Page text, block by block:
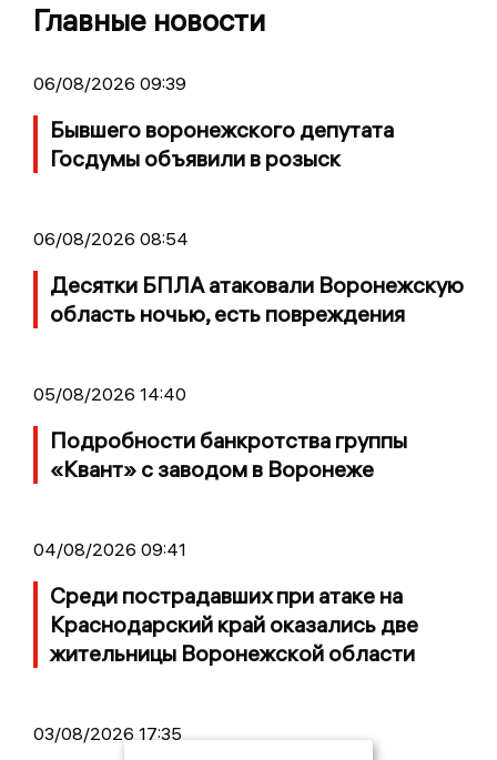
Главные новости
06/08/2026 09:39
Бывшего воронежского депутата
Госдумы объявили в розыск
06/08/2026 08:54
Десятки БПЛА атаковали Воронежскую
область ночью, есть повреждения
05/08/2026 14:40
Подробности банкротства группы
«Квант» с заводом в Воронеже
04/08/2026 09:41
Среди пострадавших при атаке на
Краснодарский край оказались две
жительницы Воронежской области
03/08/2026 17:35